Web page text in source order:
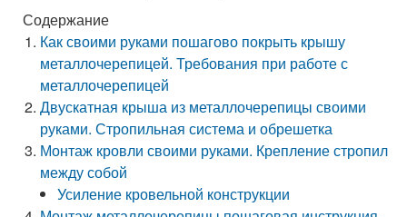
Содержание
Как своими руками пошагово покрыть крышу
металлочерепицей. Требования при работе с
металлочерепицей
Двускатная крыша из металлочерепицы своими
руками. Стропильная система и обрешетка
Монтаж кровли своими руками. Крепление стропил
между собой
Усиление кровельной конструкции